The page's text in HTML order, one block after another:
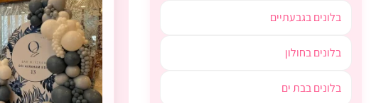
בלונים בגבעתיים
בלונים בחולון
בלונים בבת ים